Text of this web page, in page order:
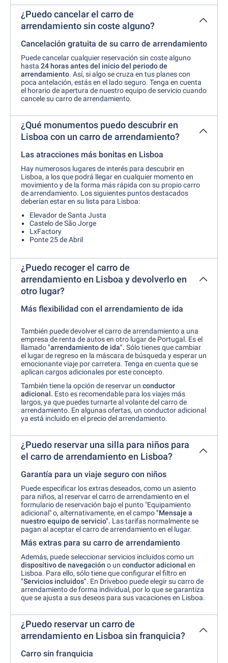
¿Puedo cancelar el carro de
arrendamiento sin coste alguno?
Cancelación gratuita de su carro de arrendamiento
Puede cancelar cualquier reservación sin coste alguno
hasta 24 horas antesdel inicio del periodo de
arrendamiento. Así, si algo se cruza en tus planes con
poca antelación, estás en el lado seguro. Tenga en cuenta
el horario de apertura de nuestro equipo de servicio cuando
cancele su carro de arrendamiento.
¿Qué monumentos puedo descubrir en
Lisboa con un carro de arrendamiento?
Las atracciones más bonitas en Lisboa
Hay numerosos lugares de interés para descubrir en
Lisboa, a los que podrá llegar en cualquier momento en
movimiento y de la forma más rápida con su propio carro
de arrendamiento. Los siguientes puntos destacados
deberían estar en su lista para Lisboa:
Elevador de Santa Justa
Castelo de São Jorge
LxFactory
Ponte 25 de Abril
¿Puedo recoger el carro de
arrendamiento en Lisboa y devolverlo en
otro lugar?
Más flexibilidad con el arrendamiento de ida
También puede devolver el carro de arrendamiento a una
empresa de renta de autos en otro lugar de Portugal. Es el
llamado"arrendamiento de ida". Sólo tienes que cambiar
el lugar de regreso en la máscara de búsqueda y esperar un
emocionante viaje por carretera. Tenga en cuenta que se
aplican cargos adicionales por este concepto.
También tiene la opción de reservar un conductor
adicional. Esto es recomendable para los viajes más
largos, ya que puedes turnarte al volante del carro de
arrendamiento. En algunas ofertas, un conductor adicional
ya está incluido en el precio del arrendamiento.
¿Puedo reservar una silla para niños para
el carro de arrendamiento en Lisboa?
Garantía para un viaje seguro con niños
Puede especificar los extras deseados, como un asiento
para niños, al reservar el carro de arrendamiento en el
formulario de reservación bajo el punto "Equipamiento
adicional" o, alternativamente, en el campo"Mensaje a
nuestro equipo de servicio". Las tarifas normalmente se
pagan al aceptar el carro de arrendamiento en el lugar.
Más extras para su carro de arrendamiento
Además, puede seleccionar servicios incluidos como un
dispositivo de navegación o un conductor adicional en
Lisboa. Para ello, sólo tiene que configurar el filtro en
"Servicios incluidos". En Driveboo puede elegir su carro de
arrendamiento de forma individual, por lo que se garantiza
que se ajusta a sus deseos para sus vacaciones en Lisboa.
¿Puedo reservar un carro de
arrendamiento en Lisboa sin franquicia?
Carro sin franquicia